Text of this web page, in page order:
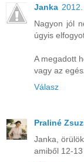
Janka
Nagyon jól
úgyis
A megadott
vagy az
Válasz
Praliné
Janka,
amiből 12-